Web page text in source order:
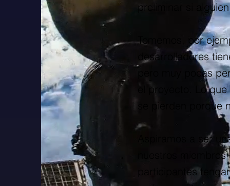
preliminar si
Tomemos, por
desarrolladores
pero muy pocas
el proyecto. Lo
se pierden
Aspiramos a ser
nuestros
participantes